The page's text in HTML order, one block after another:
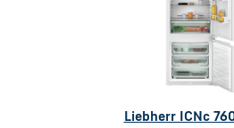
Liebherr ICNc